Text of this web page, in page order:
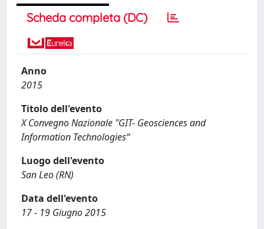
Scheda completa (DC)
Anno
2015
Titolo dell'evento
X Convegno Nazionale "GIT- Geosciences and
Information Technologies“
Luogo dell'evento
San Leo (RN)
Data dell'evento
17 - 19 Giugno 2015